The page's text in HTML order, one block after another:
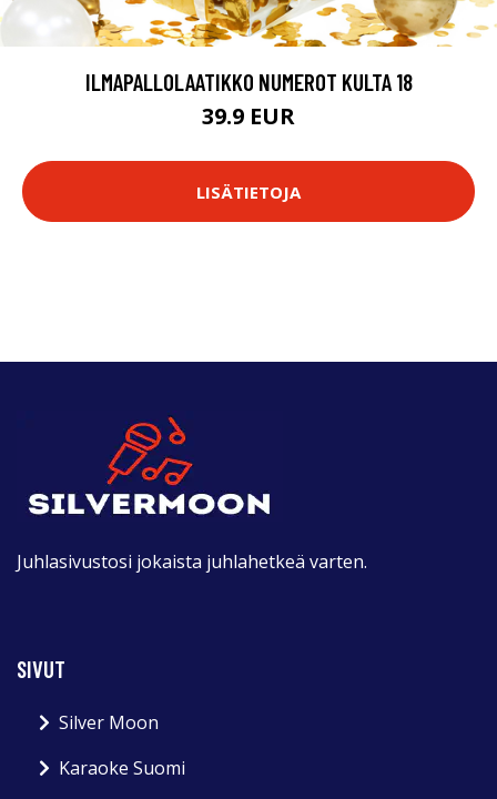
ILMAPALLOLAATIKKO NUMEROT KULTA 18
39.9 EUR
LISÄTIETOJA
Juhlasivustosi jokaista juhlahetkeä varten.
SIVUT
Silver Moon
Karaoke Suomi